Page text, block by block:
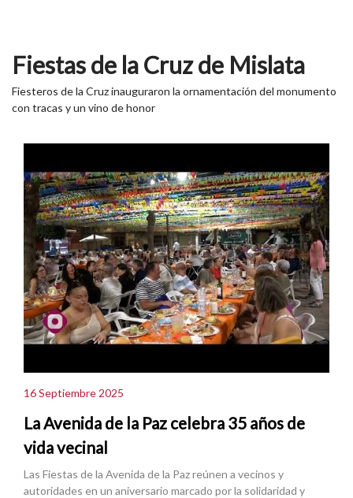
Fiestas de la Cruz de Mislata
Fiesteros de la Cruz inauguraron la ornamentación del monumento
con tracas y un vino de honor
16 Septiembre 2025
La Avenida de la Paz celebra 35 años de
vida vecinal
Las Fiestas de la Avenida de la Paz reúnen a vecinos y
autoridades en un aniversario marcado por la solidaridad y